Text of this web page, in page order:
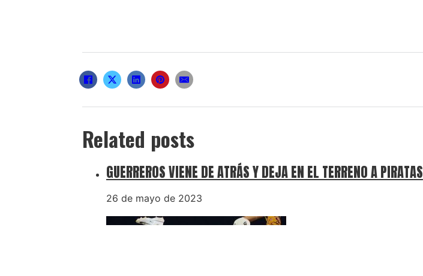
Related posts
GUERREROS VIENE DE ATRÁS Y DEJA EN EL TERRENO A PIRATAS
26 de mayo de 2023